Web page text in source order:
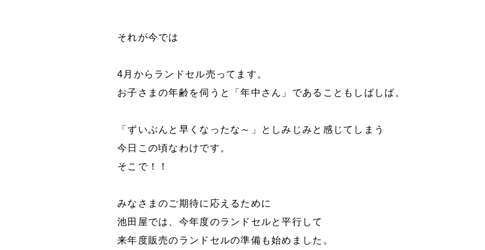
それが今では
4月からランドセル売ってます。
お子さまの年齢を伺うと「年中さん」であることもしばしば。
「ずいぶんと早くなったな～」としみじみと感じてしまう
今日この頃なわけです。
そこで！！
みなさまのご期待に応えるために
池田屋では、今年度のランドセルと平行して
来年度販売のランドセルの準備も始めました。